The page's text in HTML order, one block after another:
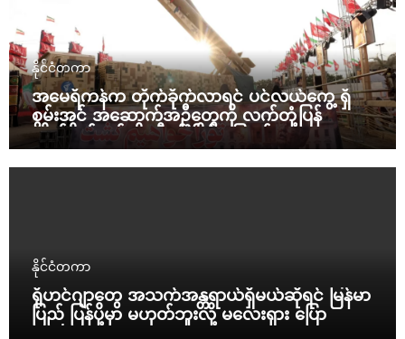
နိုင်ငံတကာ
အမေရိကန်က တိုက်ခိုက်လာရင် ပင်လယ်ကွေ့ ရှိ
စွမ်းအင် အဆောက်အဦတွေကို လက်တုံ့ပြန်
တိုက်ခိုက်မယ်လို့ အီရန် ခြိမ်းခြောက်
နိုင်ငံတကာ
ရိုဟင်ဂျာတွေ အသက်အန္တရာယ်ရှိမယ်ဆိုရင် မြန်မာ
ပြည် ပြန်ပို့မှာ မဟုတ်ဘူးလို့ မလေးရှား ပြော